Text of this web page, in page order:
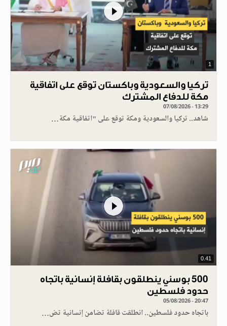
1
تركيا والسعودية وباكستان توقع على اتفاقية
مكة للدفاع المشترك
07/08/2026 - 13:29
شاهد.. تركيا والسعودية ومكة توقع على "اتفاقية مكة…
0.41
500 بوسني ينطلقون بقافلة إنسانية باتجاه
حدود فلسطين
05/08/2026 - 20:47
باتجاه حدود فلسطين.. انطلقت قافلة تضامن إنسانية تض…